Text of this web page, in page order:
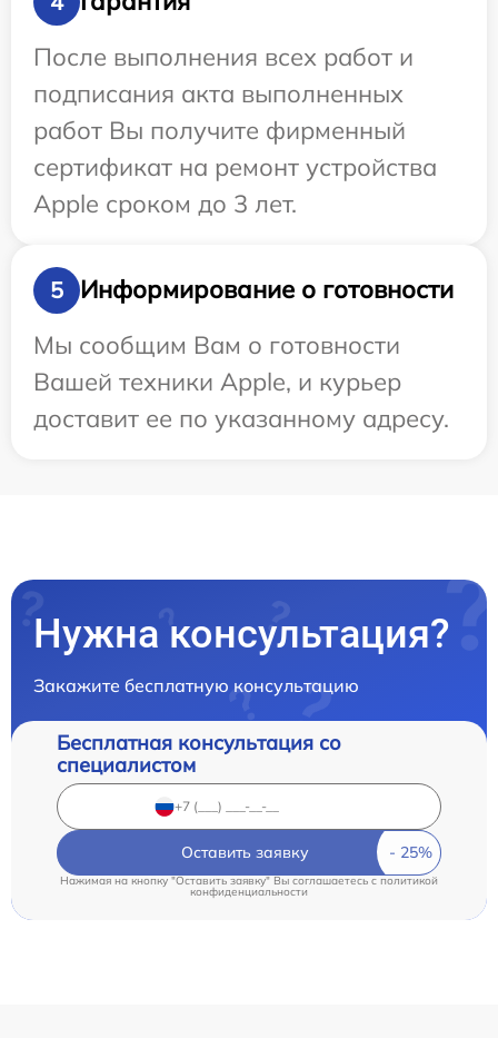
После выполнения всех работ и
подписания акта выполненных
работ Вы получите фирменный
сертификат на ремонт устройства
Apple сроком до 3 лет.
5
Информирование о готовности
Мы сообщим Вам о готовности
Вашей техники Apple, и курьер
доставит ее по указанному адресу.
Нужна консультация?
Закажите бесплатную консультацию
Бесплатная консультация со
специалистом
Оставить заявку
Нажимая на кнопку "Оставить заявку" Вы соглашаетесь cполитикой
конфиденциальности